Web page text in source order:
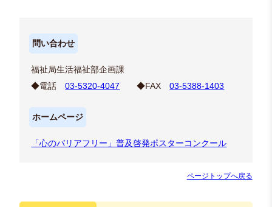
問い合わせ
福祉局生活福祉部企画課
◆電話03-5320-4047 ◆FAX03-5388-1403
ホームページ
「心のバリアフリー」普及啓発ポスターコンクール
ページトップへ戻る